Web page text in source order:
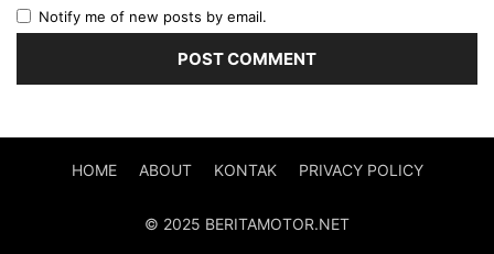
Notify me of new posts by email.
HOME ABOUT KONTAK PRIVACY POLICY
© 2025 BERITAMOTOR.NET